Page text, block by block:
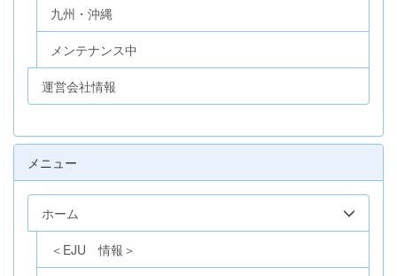
九州・沖縄
メンテナンス中
運営会社情報
メニュー
ホーム
＜EJU 情報＞